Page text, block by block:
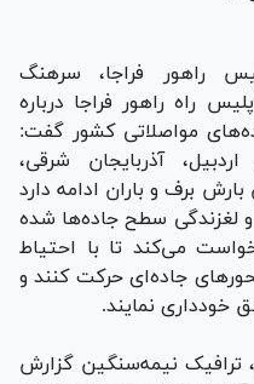
راهور فراجا، سرهنگ
راه راهور فراجا درباره
مواصلاتی کشور گفت:
آذربایجان شرقی،
برف و باران ادامه دارد
لغزندگی سطح جاده‌ها شده
می‌کند تا با احتیاط
جاده‌ای حرکت کنند و
خودداری نمایند.
ترافیک نیمه‌سنگین گزارش